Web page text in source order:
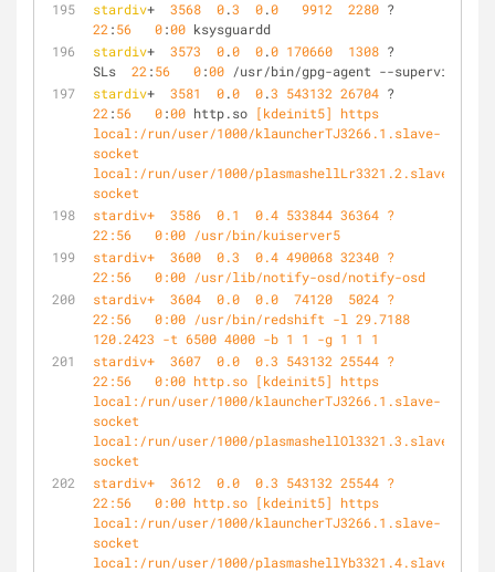
stardiv+ 3568 0.3 0.0 9912 2280
22 :56 0:00 ksysguardd
stardiv+ 3573 0.0 0.0 170660 1308 ?
SLs 22 :56 0:00 /usr/bin/gpg-agent --supervised
stardiv+ 3581 0.0 0.3 543132 26704
22 :56 0:00 http.so [kdeinit5] https
local:/run/user/1000/klauncherTJ3266.1.slave-
socket
local:/run/user/1000/plasmashellLr3321.2.slave-
socket
stardiv+  3586  0.1  0.4 533844 36364 ?        Sl
22:56   0:00 /usr/bin/kuiserver5
stardiv+  3600  0.3  0.4 490068 32340 ?        Sl
22:56   0:00 /usr/lib/notify-osd/notify-osd
stardiv+  3604  0.0  0.0  74120  5024 ?        S
22:56   0:00 /usr/bin/redshift -l 29.7188
120.2423 -t 6500 4000 -b 1 1 -g 1 1 1
stardiv+  3607  0.0  0.3 543132 25544 ?        Sl
22:56   0:00 http.so [kdeinit5] https
local:/run/user/1000/klauncherTJ3266.1.slave-
socket
local:/run/user/1000/plasmashellOl3321.3.slave-
socket
stardiv+  3612  0.0  0.3 543132 25544 ?        Sl
22:56   0:00 http.so [kdeinit5] https
local:/run/user/1000/klauncherTJ3266.1.slave-
socket
local:/run/user/1000/plasmashellYb3321.4.slave-